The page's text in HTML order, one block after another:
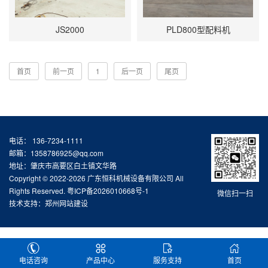
JS2000 PLD800型配料机
首页 前一页 1 后一页 尾页
微信扫一扫
电话： 136-7234-1111
邮箱：1358786925@qq.com
地址：肇庆市高要区白土镇文华路
Copyright © 2022-2026 广东恒科机械设备有限公司 All
Rights Reserved. 粤ICP备2026010668号-1
技术支持： 郑州网站建设
电话咨询 产品中心 服务支持 首页